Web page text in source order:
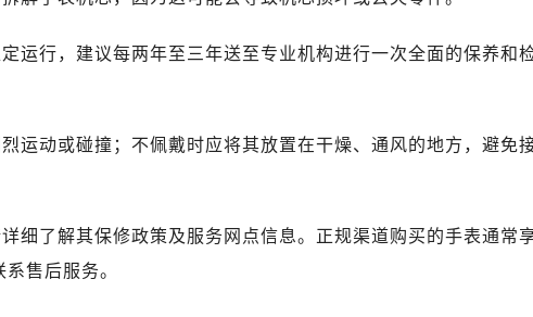
运行，建议每两年至三年送至专业机构进行一次全面的保养和
运动或碰撞；不佩戴时应将其放置在干燥、通风的地方，避免
细了解其保修政策及服务网点信息。正规渠道购买的手表通常
售后服务。